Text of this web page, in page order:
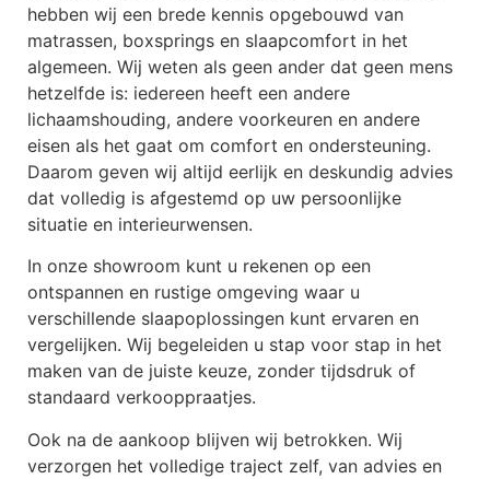
hebben wij een brede kennis opgebouwd van
matrassen, boxsprings en slaapcomfort in het
algemeen. Wij weten als geen ander dat geen mens
hetzelfde is: iedereen heeft een andere
lichaamshouding, andere voorkeuren en andere
eisen als het gaat om comfort en ondersteuning.
Daarom geven wij altijd eerlijk en deskundig advies
dat volledig is afgestemd op uw persoonlijke
situatie en interieurwensen.
In onze showroom kunt u rekenen op een
ontspannen en rustige omgeving waar u
verschillende slaapoplossingen kunt ervaren en
vergelijken. Wij begeleiden u stap voor stap in het
maken van de juiste keuze, zonder tijdsdruk of
standaard verkooppraatjes.
Ook na de aankoop blijven wij betrokken. Wij
verzorgen het volledige traject zelf, van advies en